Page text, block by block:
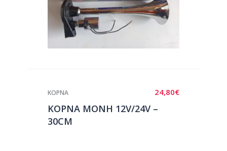
24,80€
ΚΟΡΝΑ
ΚΟΡΝΑ ΜΟΝΗ 12V/24V –
30CM